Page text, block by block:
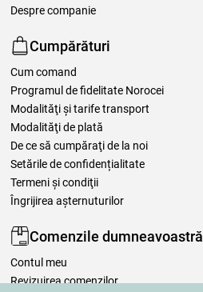
Despre companie
Cumpărături
Cum comand
Programul de fidelitate Norocei
Modalităţi şi tarife transport
Modalităţi de plată
De ce să cumpăraţi de la noi
Setările de confidențialitate
Termeni şi condiţii
Îngrijirea așternuturilor
Comenzile dumneavoastră
Contul meu
Revizuirea comenzilor